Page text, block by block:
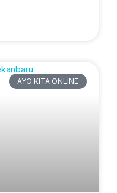
AYO KITA ONLINE